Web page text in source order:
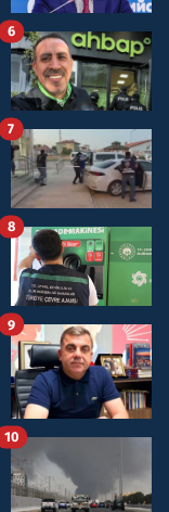
6
7
8
9
10